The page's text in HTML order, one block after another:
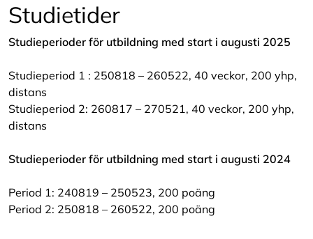
Studietider
Studieperioder för utbildning med start i augusti 2025
Studieperiod 1 : 250818 – 260522, 40 veckor, 200 yhp,
distans
Studieperiod 2: 260817 – 270521, 40 veckor, 200 yhp,
distans
Studieperioder för utbildning med start i augusti 2024
Period 1: 240819 – 250523, 200 poäng
Period 2: 250818 – 260522, 200 poäng